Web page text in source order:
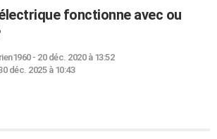
fonctionne avec ou
- 20 déc. 2020 à 13:52
déc. 2025 à 10:43